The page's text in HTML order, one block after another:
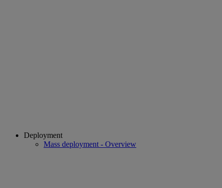
Deployment
Mass deployment - Overview